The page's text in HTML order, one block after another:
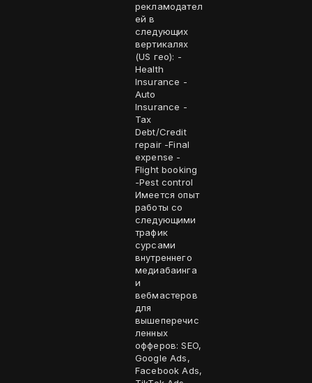
рекламодател
ей в
следующих
вертикалях
(US гео): -
Health
Insurance -
Auto
Insurance -
Tax
Debt/Credit
repair -Final
expense -
Flight booking
-Pest control
Имеется опыт
работы со
следующими
трафик
сурсами
внутреннего
медиабаинга
и
вебмастеров
для
вышеперечис
ленных
офферов: SEO,
Google Ads,
Facebook Ads,